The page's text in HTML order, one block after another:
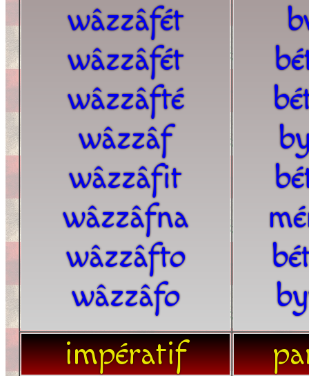
wâzzâfét
wâzzâfét
wâzzâfté
wâzzâf
wâzzâfit
wâzzâfna
wâzzâfto
wâzzâfo
impératif